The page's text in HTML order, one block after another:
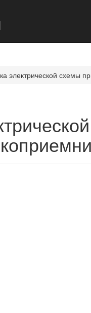
электрической схемы